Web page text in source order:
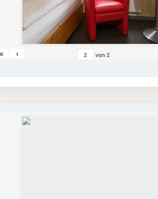
« ‹ von 2